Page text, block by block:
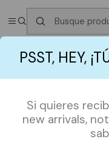
PSST, HEY,
Si quieres
new arrivals,
✮ ⋆ ˚｡𖦹 ⋆｡°✩Próximos
Pullover